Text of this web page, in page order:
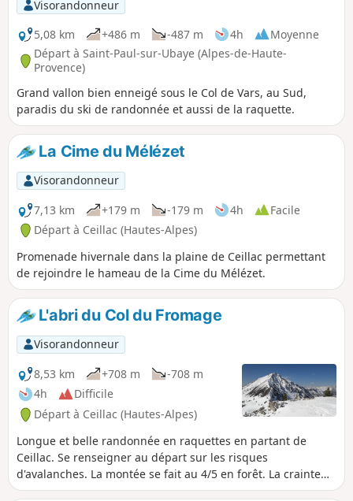
Visorandonneur
5,08 km
+486 m -487 m 4h
Moyenne
Départ à Saint-Paul-sur-Ubaye (Alpes-de-Haute-
Provence)
Grand vallon bien enneigé sous le Col de Vars, au Sud,
paradis du ski de randonnée et aussi de la raquette.
La Cime du Mélézet
Visorandonneur
7,13 km
+179 m -179 m 4h
Facile
Départ à Ceillac (Hautes-Alpes)
Promenade hivernale dans la plaine de Ceillac permettant
de rejoindre le hameau de la Cime du Mélézet.
L'abri du Col du Fromage
Visorandonneur
8,53 km
+708 m
-708 m
4h
Difficile
Départ à Ceillac (Hautes-Alpes)
Longue et belle randonnée en raquettes en partant de
Ceillac. Se renseigner au départ sur les risques
d'avalanches. La montée se fait au 4/5 en forêt. La crainte
est surtout au-dessus du col.